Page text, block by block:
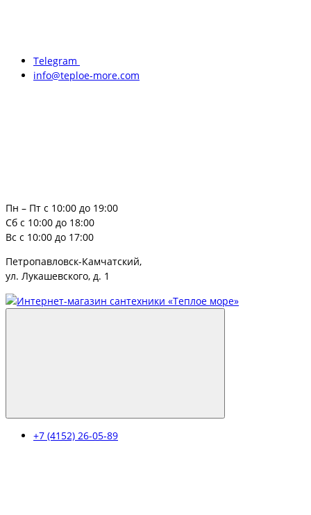
Telegram
info@teploe-more.com
Пн – Пт с 10:00 до 19:00
Сб с 10:00 до 18:00
Вс с 10:00 до 17:00
Петропавловск-Камчатский,
ул. Лукашевского, д. 1
+7 (4152) 26-05-89